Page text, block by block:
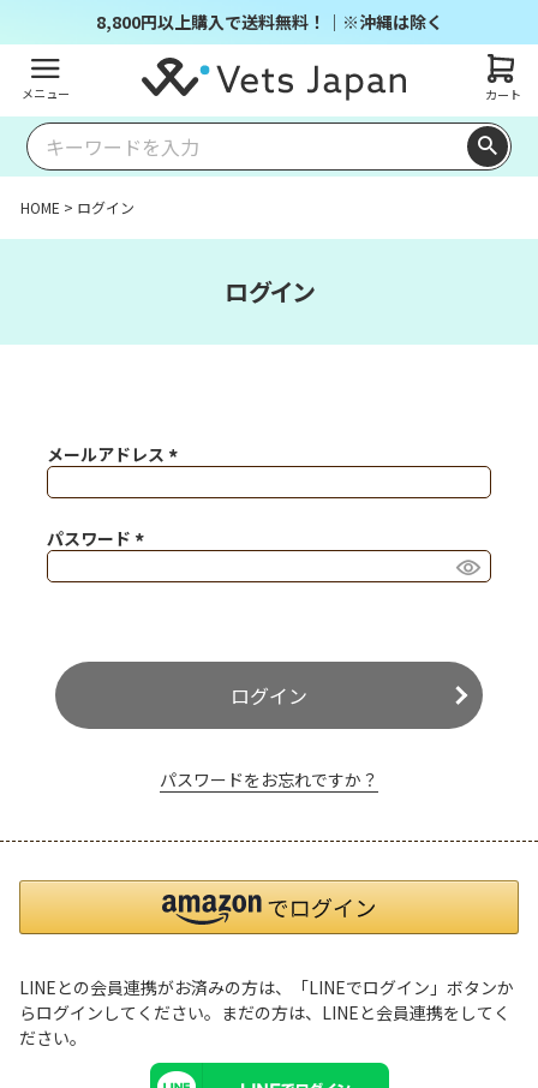
8,800円以上購入で送料無料！｜※沖縄は除く
メニュー カート
HOME ログイン
ログイン
メールアドレス
パスワード
ログイン
パスワードをお忘れですか？
LINEとの会員連携がお済みの方は、「LINEでログイン」ボタンか
らログインしてください。まだの方は、 LINEと会員連携をしてく
ださい。